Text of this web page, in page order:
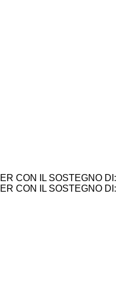
CON IL SOSTEGNO DI:
CON IL SOSTEGNO DI: